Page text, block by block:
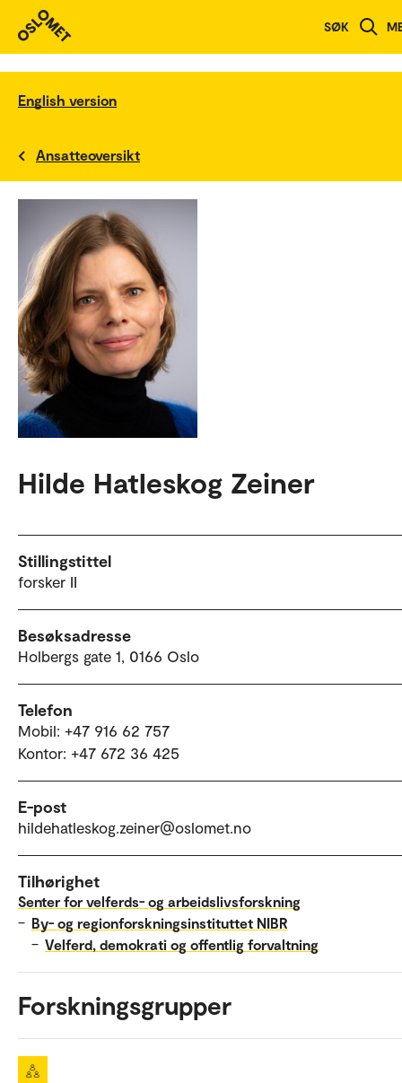
SØK
English version
Ansatteoversikt
Hilde Hatleskog Zeiner
Stillingstittel
forsker II
Besøksadresse
Holbergs gate 1, 0166 Oslo
Telefon
Mobil: +47 916 62 757
Kontor: +47 672 36 425
E-post
hildehatleskog.zeiner@oslomet.no
Tilhørighet
Senter for velferds- og arbeidslivsforskning
– By- og regionforskningsinstituttet NIBR
– Velferd, demokrati og offentlig forvaltning
Forskningsgrupper